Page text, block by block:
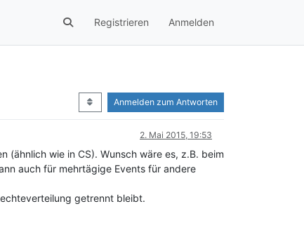
Registrieren Anmelden
Anmelden zum Antworten
2. Mai 2015, 19:53
(ähnlich wie in CS). Wunsch wäre es, z.B. beim
auch für mehrtägige Events für andere
getrennt bleibt.